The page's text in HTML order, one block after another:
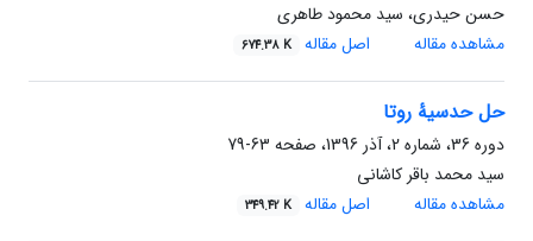
حسن حیدری، سید محمود طاهری
مشاهده مقاله
اصل مقاله 674.38 K
حل حدسیۀ روتا
دوره 36، شماره 2، آذر 1396، صفحه
63-79
سید محمد باقر کاشانی
مشاهده مقاله
اصل مقاله 349.42 K